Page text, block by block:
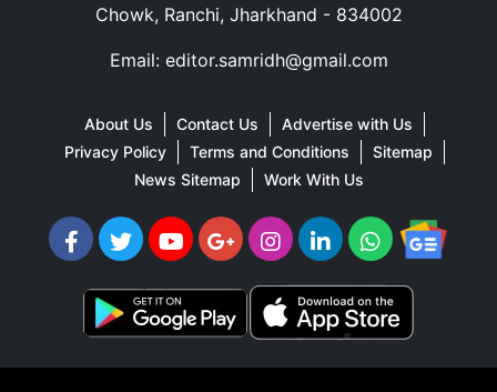
Chowk, Ranchi, Jharkhand - 834002
Email: editor.samridh@gmail.com
About Us Contact Us
Advertise with Us
Privacy Policy
Terms and Conditions
Sitemap
News Sitemap
Work With Us